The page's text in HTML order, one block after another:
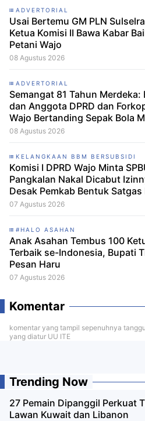
ADVERTORIAL
Usai Bertemu GM PLN
Ketua Komisi II Bawa Kabar
Petani Wajo
08 Agustus 2026
ADVERTORIAL
Semangat 81 Tahun Merdeka:
dan Anggota DPRD dan
Wajo Bertanding Sepak Bola
08 Agustus 2026
KELANGKAAN BBM BERSUBSIDI
Komisi I DPRD Wajo Minta
Pangkalan Nakal Dicabut
Desak Pemkab Bentuk
07 Agustus 2026
#HALO ASAHAN
Anak Asahan Tembus 100
Terbaik se-Indonesia, Bupati
Pesan Haru
07 Agustus 2026
Komentar
komentar yang tampil sepenuhnya
yang diatur UU ITE
Trending Now
27 Pemain Dipanggil Perkuat
Lawan Kuwait dan Libanon